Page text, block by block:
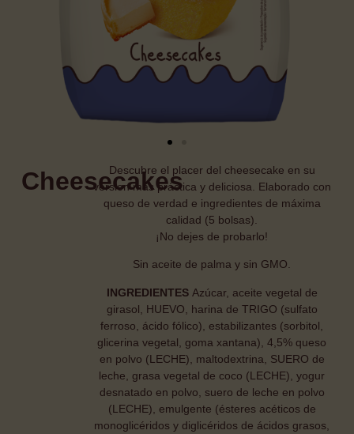
CheesecakesDescubre el placer del cheesecake en su
version más práctica y deliciosa. Elaborado con
queso de verdad e ingredientes de máxima
calidad (5 bolsas).
¡No dejes de probarlo!
Sin aceite de palma y sin GMO.
INGREDIENTES Azúcar, aceite vegetal de
girasol, HUEVO, harina de TRIGO (sulfato
ferroso, ácido fólico), estabilizantes (sorbitol,
glicerina vegetal, goma xantana), 4,5% queso
en polvo (LECHE), maltodextrina, SUERO de
leche, grasa vegetal de coco (LECHE), yogur
desnatado en polvo, suero de leche en polvo
(LECHE), emulgente (ésteres acéticos de
monoglicéridos y diglicéridos de ácidos grasos,